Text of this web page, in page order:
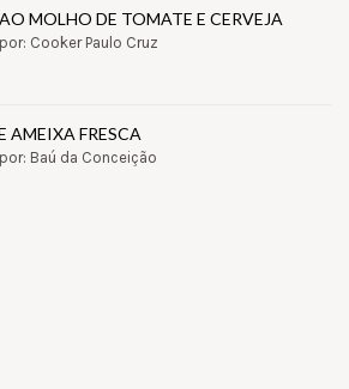
MOLHO DE TOMATE E CERVEJA
Cooker Paulo Cruz
AMEIXA FRESCA
Baú da Conceição